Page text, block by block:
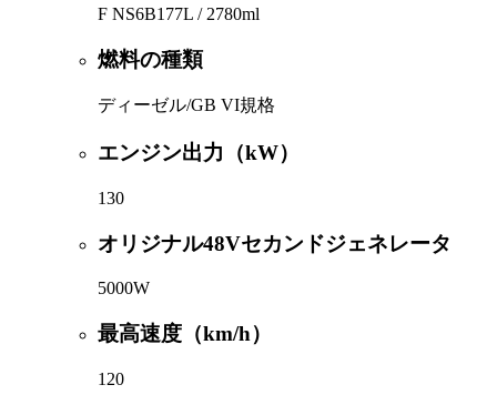
F NS6B177L / 2780ml
燃料の種類
ディーゼル/GB VI規格
エンジン出力（kW）
130
オリジナル48Vセカンドジェネレータ
5000W
最高速度（km/h）
120